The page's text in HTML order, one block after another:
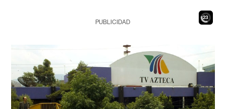
21
PUBLICIDAD